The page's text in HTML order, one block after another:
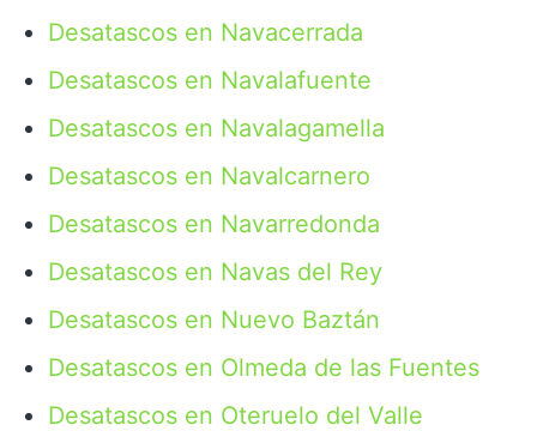
Desatascos en Navacerrada
Desatascos en Navalafuente
Desatascos en Navalagamella
Desatascos en Navalcarnero
Desatascos en Navarredonda
Desatascos en Navas del Rey
Desatascos en Nuevo Baztán
Desatascos en Olmeda de las Fuentes
Desatascos en Oteruelo del Valle